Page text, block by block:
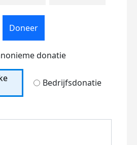
Doneer
donatie
Bedrijfsdonatie